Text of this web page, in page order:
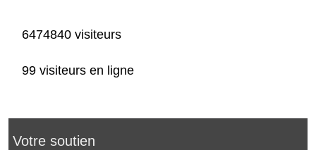
6474840 visiteurs
99 visiteurs en ligne
Votre soutien